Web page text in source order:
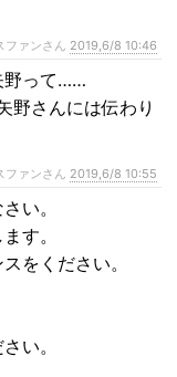
ァンさん 2019,6/8 10:46
野って……
野さんには伝わり
ァンさん 2019,6/8 10:55
い。
す。
をください。
い。